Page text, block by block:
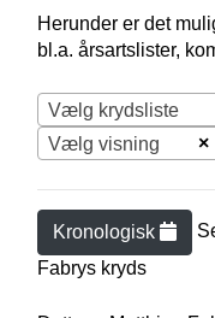
Herunder er det
bl.a. årsartslister,
Vælg krydsliste
×
Vælg visning
Kronologisk
Fabrys kryds